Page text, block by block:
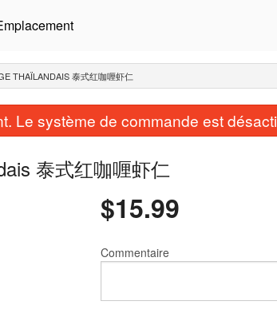
THAÏLANDAIS 泰式红咖喱虾仁
Le système de commande est
泰式红咖喱虾仁
$15.99
Commentaire